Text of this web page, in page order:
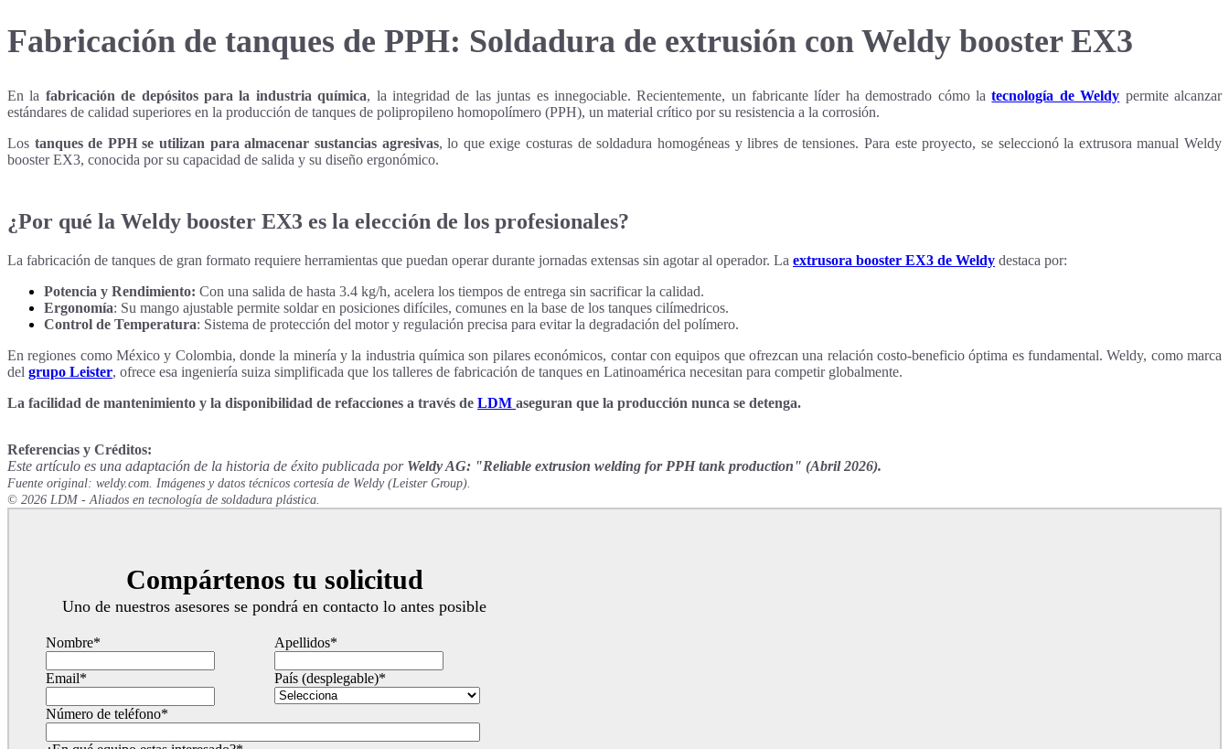
Fabricación de tanques de PPH: Soldadura de extrusión con Weldy booster EX3
En la fabricación de depósitos para la industria química, la integridad de las juntas es innegociable. Recientemente, un fabricante líder ha demostrado cómo latecnología de Weldy permite alcanzar
estándares de calidad superiores en la producción de tanques de polipropileno homopolímero (PPH), un material crítico por su resistencia a la corrosión.
Los tanques de PPH se utilizan para almacenar sustancias agresivas, lo que exige costuras de soldadura homogéneas y libres de tensiones. Para este proyecto, se seleccionó la extrusora manual Weldy
booster EX3, conocida por su capacidad de salida y su diseño ergonómico.
¿Por qué la Weldy booster EX3 es la elección de los profesionales?
La fabricación de tanques de gran formato requiere herramientas que puedan operar durante jornadas extensas sin agotar al operador. La extrusora booster EX3 de Weldy destaca por:
Potencia y Rendimiento: Con una salida de hasta 3.4 kg/h, acelera los tiempos de entrega sin sacrificar la calidad.
Ergonomía: Su mango ajustable permite soldar en posiciones difíciles, comunes en la base de los tanques cilímedricos.
Control de Temperatura: Sistema de protección del motor y regulación precisa para evitar la degradación del polímero.
En regiones como México y Colombia, donde la minería y la industria química son pilares económicos, contar con equipos que ofrezcan una relación costo-beneficio óptima es fundamental. Weldy, como marca
del grupo Leister, ofrece esa ingeniería suiza simplificada que los talleres de fabricación de tanques en Latinoamérica necesitan para competir globalmente.
La facilidad de mantenimiento y la disponibilidad de refacciones a través de LDM aseguran que la producción nunca se detenga.
Referencias y Créditos:
Este artículo es una adaptación de la historia de éxito publicada por Weldy AG: "Reliable extrusion welding for PPH tank production" (Abril 2026).
Fuente original: weldy.com. Imágenes y datos técnicos cortesía de Weldy (Leister Group).
© 2026 LDM - Aliados en tecnología de soldadura plástica.
Compártenos tu solicitud
Uno de nuestros asesores se pondrá en contacto lo antes posible
Nombre* Apellidos*
Email* País (desplegable)*
Número de teléfono*